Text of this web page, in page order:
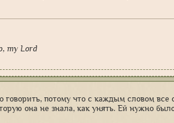
my Lord
говорить, потому что с каждым словом
она не знала, как унять. Ей нужно